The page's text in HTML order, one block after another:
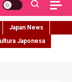
Japan News
Japonesa